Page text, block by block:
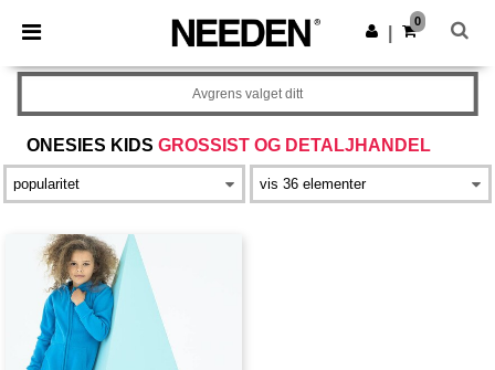
× Needen-app
Bedre priser i appen!
Last ned app
0
ONESIES KIDS GROSSIST OG DETALJHANDEL
Avgrens valget ditt